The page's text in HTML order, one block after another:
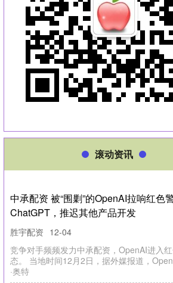
滚动资讯
中承配资 被“围剿”的OpenAI拉响红色
ChatGPT，推迟其他产品开发
胜宇配资 12-04
竞争对手频频发力中承配资，OpenAI进入
态。 当地时间12月2日，据外媒报道，
·奥特